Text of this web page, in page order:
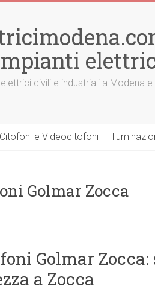
civili e industriali a
e Videocitofoni –
Golmar Zocca
Golmar
a Zocca